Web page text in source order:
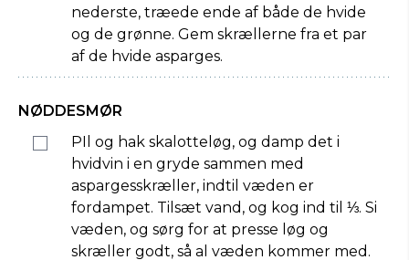
nederste, træede ende af både de hvide
og de grønne. Gem skrællerne fra et par
af de hvide asparges.
NØDDESMØR
PIl og hak skalotteløg, og damp det i
hvidvin i en gryde sammen med
aspargesskræller, indtil væden er
fordampet. Tilsæt vand, og kog ind til ⅓. Si
væden, og sørg for at presse løg og
skræller godt, så al væden kommer med.